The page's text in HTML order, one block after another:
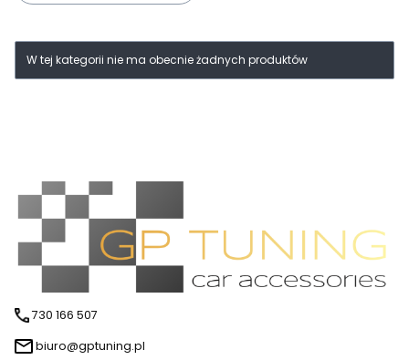
Lista produktów
W tej kategorii nie ma obecnie żadnych produktów
730 166 507
biuro@gptuning.pl